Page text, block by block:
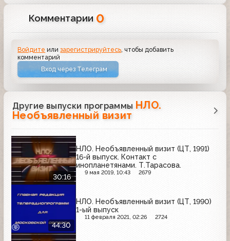
Комментарии 0
Войдите илизарегистрируйтесь , чтобы добавить
комментарий
Вход через Телеграм
Другие выпуски программы НЛО.
Необъявленный визит
30:16
НЛО. Необъявленный визит (ЦТ, 1991)
16-й выпуск. Контакт с
инопланетянами. Т.Тарасова.
9 мая 2019, 10:43 2679
44:30
НЛО. Необъявленный визит (ЦТ, 1990)
1-ый выпуск
11 февраля 2021, 02:26 2724